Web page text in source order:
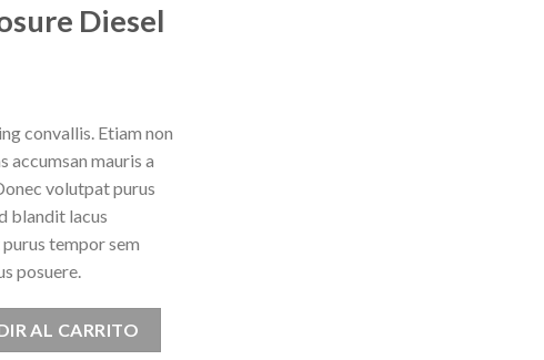
Diesel
convallis. Etiam non
accumsan mauris a
volutpat purus
blandit lacus
tempor sem
posuere.
cantidad
AL CARRITO